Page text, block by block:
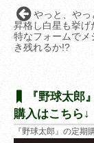
やっと、やっ
昇格し白星も挙げ
特なフォームでメ
き残れるか!?
『野球太郎
購入はこちら↓
『野球太郎』の定期